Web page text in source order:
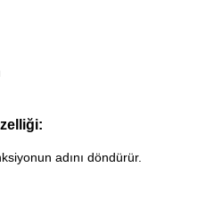
adını döndürür.